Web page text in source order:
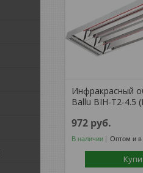
Инфракрасный
Ballu BIH-T2-4.5
972 руб.
В наличии Оптом и в